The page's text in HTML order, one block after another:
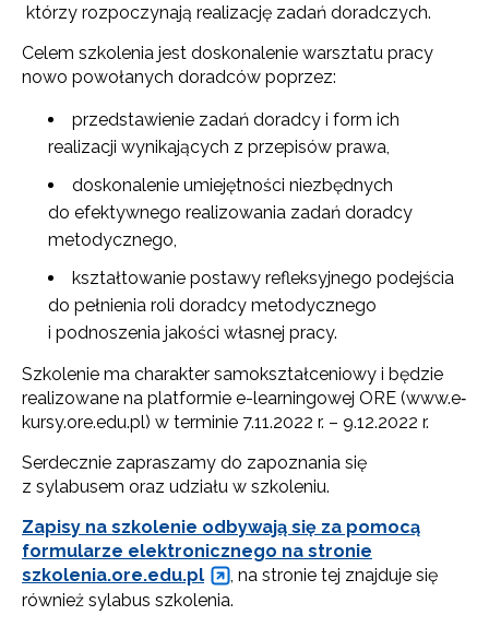
którzy rozpoczynają realizację zadań doradczych.
Celem szkolenia jest doskonalenie warsztatu pracy
nowo powołanych doradców poprzez:
przedstawienie zadań doradcy i form ich
realizacji wynikających z przepisów prawa,
doskonalenie umiejętności niezbędnych
do efektywnego realizowania zadań doradcy
metodycznego,
kształtowanie postawy refleksyjnego podejścia
do pełnienia roli doradcy metodycznego
i podnoszenia jakości własnej pracy.
Szkolenie ma charakter samokształceniowy i będzie
realizowane na platformie e-learningowej ORE (www.e‐
kursy.ore.edu.pl) w terminie 7.11.2022 r. – 9.12.2022 r.
Serdecznie zapraszamy do zapoznania się
z sylabusem oraz udziału w szkoleniu.
Zapisy na szkolenie odbywają się za pomocą
formularze elektronicznego na stronie
szkolenia.ore.edu.pl
, na stronie tej znajduje się
również sylabus szkolenia.